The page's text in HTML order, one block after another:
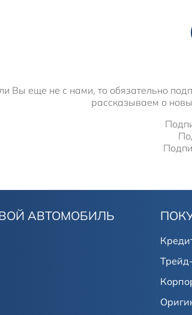
Вы еще не с нами, то обязательно
рассказываем о
АВТОМОБИЛЬ